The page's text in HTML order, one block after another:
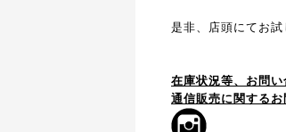
是非、店頭にてお試
在庫状況等、お問い
通信販売に関するお